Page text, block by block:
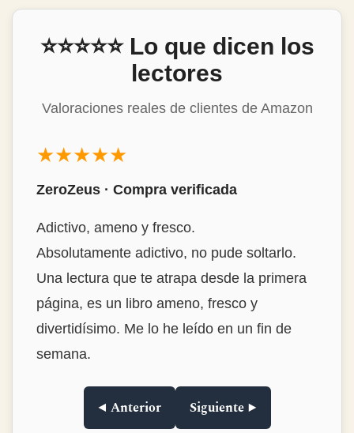
⭐⭐⭐⭐⭐ Lo que dicen los
lectores
Valoraciones reales de clientes de Amazon
★★★★★
ZeroZeus · Compra verificada
Adictivo, ameno y fresco.
Absolutamente adictivo, no pude soltarlo.
Una lectura que te atrapa desde la primera
página, es un libro ameno, fresco y
divertidísimo. Me lo he leído en un fin de
semana.
◀ Anterior Siguiente ▶